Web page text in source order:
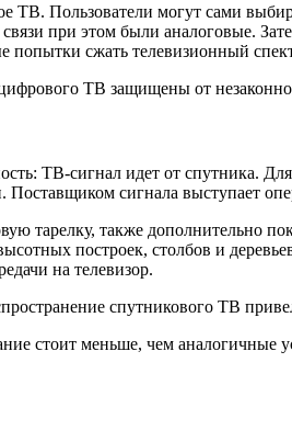
ТВ. Пользователи могут сами
при этом были аналоговые.
сжать телевизионный
ТВ защищены от
ТВ-сигнал идет от спутника.
сигнала выступает
тарелку, также дополнительно
построек, столбов и
на телевизор.
спутникового ТВ
стоит меньше, чем аналогичные